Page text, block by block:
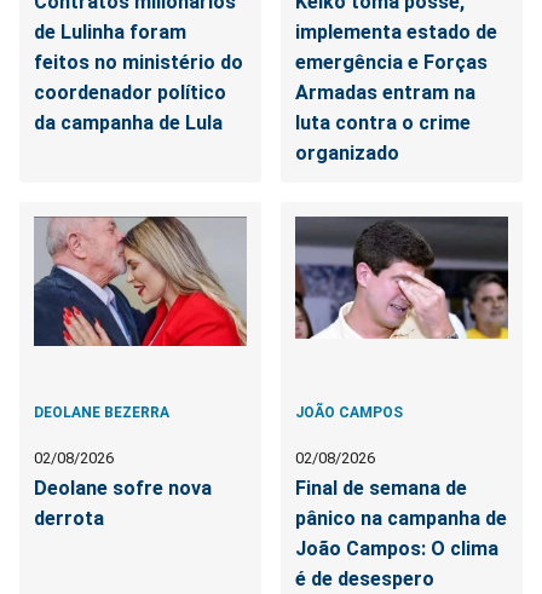
de Lulinha foram
feitos no ministério do
coordenador político
da campanha de Lula
implementa estado de
emergência e Forças
Armadas entram na
luta contra o crime
organizado
DEOLANE BEZERRA
02/08/2026
Deolane sofre nova
derrota
JOÃO CAMPOS
02/08/2026
Final de semana de
pânico na campanha de
João Campos: O clima
é de desespero